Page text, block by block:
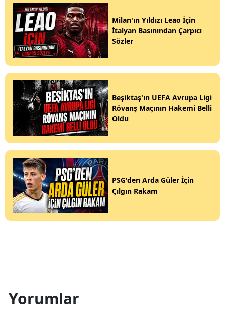
Milan'ın Yıldızı Leao İçin
İtalyan Basınından Çarpıcı
Sözler
Beşiktaş'ın UEFA Avrupa Ligi
Rövanş Maçının Hakemi Belli
Oldu
PSG'den Arda Güler İçin
Çılgın Rakam
Yorumlar